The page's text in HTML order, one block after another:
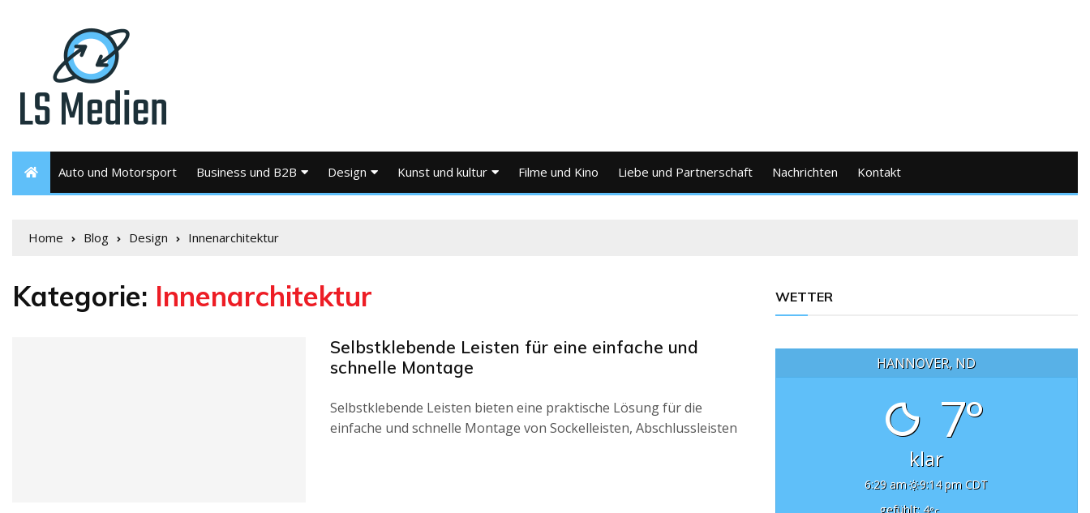
Auto und Motorsport Business und B2B Design Kunst und kultur Filme und Kino Liebe und Partnerschaft Nachrichten Kontakt
Home Blog Design Innenarchitektur
Kategorie: Innenarchitektur
Selbstklebende Leisten für eine einfache und
schnelle Montage
Selbstklebende Leisten bieten eine praktische Lösung für die
einfache und schnelle Montage von Sockelleisten, Abschlussleisten
WETTER
HANNOVER, ND
7°
klar
6:29 am
9:14 pm CDT
gefühlt: 4°c